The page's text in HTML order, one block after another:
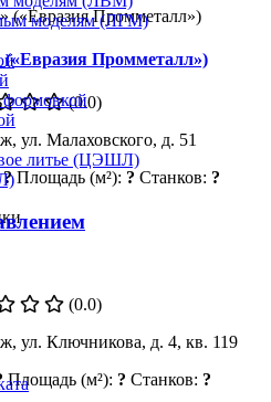
моделям (ЛГМ)
литье (ЦЭШЛ)
Промметалл»)
(0.0)
ул. Малаховского, д. 51
? Площадь (м²): ? Станков: ?
(0.0)
ул. Ключникова, д. 4, кв. 119
Площадь (м²): ? Станков: ?